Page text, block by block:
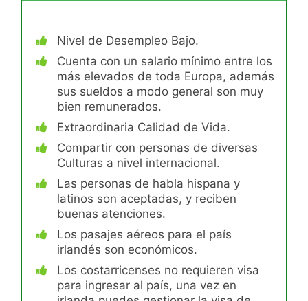
Nivel de Desempleo Bajo.
Cuenta con un salario mínimo entre los
más elevados de toda Europa, además
sus sueldos a modo general son muy
bien remunerados.
Extraordinaria Calidad de Vida.
Compartir con personas de diversas
Culturas a nivel internacional.
Las personas de habla hispana y
latinos son aceptadas, y reciben
buenas atenciones.
Los pasajes aéreos para el país
irlandés son económicos.
Los costarricenses no requieren visa
para ingresar al país, una vez en